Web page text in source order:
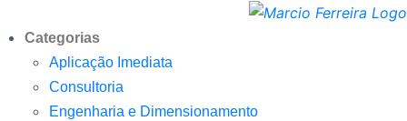
Categorias
Aplicação Imediata
Consultoria
Engenharia e Dimensionamento